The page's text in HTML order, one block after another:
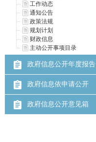
工作动态
通知公告
政策法规
规划计划
财政信息
主动公开事项目录
政府信息公开年度报告
政府信息依申请公开
政府信息公开意见箱